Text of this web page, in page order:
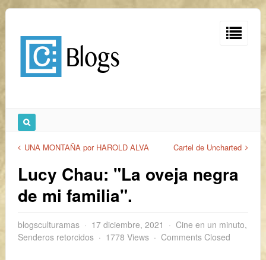
UNA MONTAÑA por HAROLD ALVA Cartel de Uncharted
Lucy Chau: "La oveja negra
de mi familia".
blogsculturamas 17 diciembre, 2021 Cine en un minuto,
Senderos retorcidos
1778 Views Comments Closed